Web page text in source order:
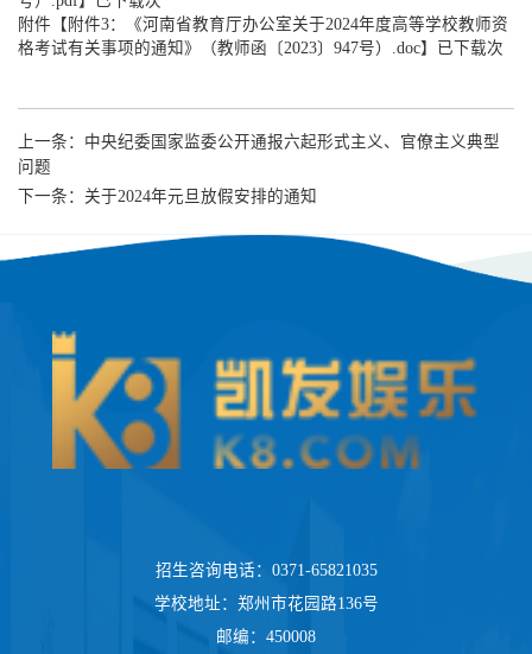
附件【 附件3：《河南省教育厅办公室关于2024年度高等学校教师资
格考试有关事项的通知》（教师函〔2023〕947号）.doc】已下载次
上一条： 中央纪委国家监委公开通报六起形式主义、官僚主义典型
问题
下一条： 关于2024年元旦放假安排的通知
招生咨询电话：0371-65821035
学校地址：郑州市花园路136号
邮编：450008